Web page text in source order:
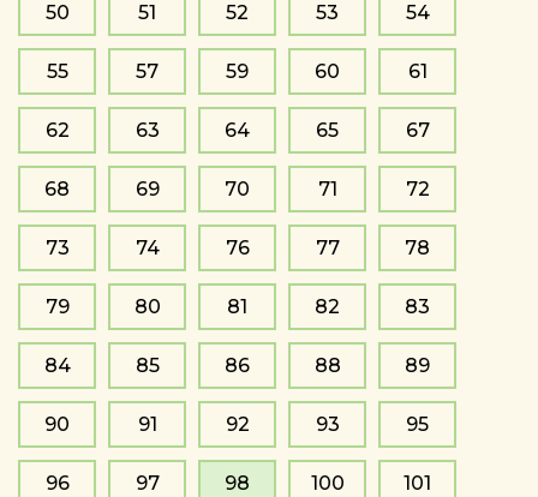
50 51 52 53 54
55 57 59 60 61
62 63 64 65 67
68 69 70 71 72
73 74 76 77 78
79 80 81 82 83
84 85 86 88 89
90 91 92 93 95
96 97 98 100 101